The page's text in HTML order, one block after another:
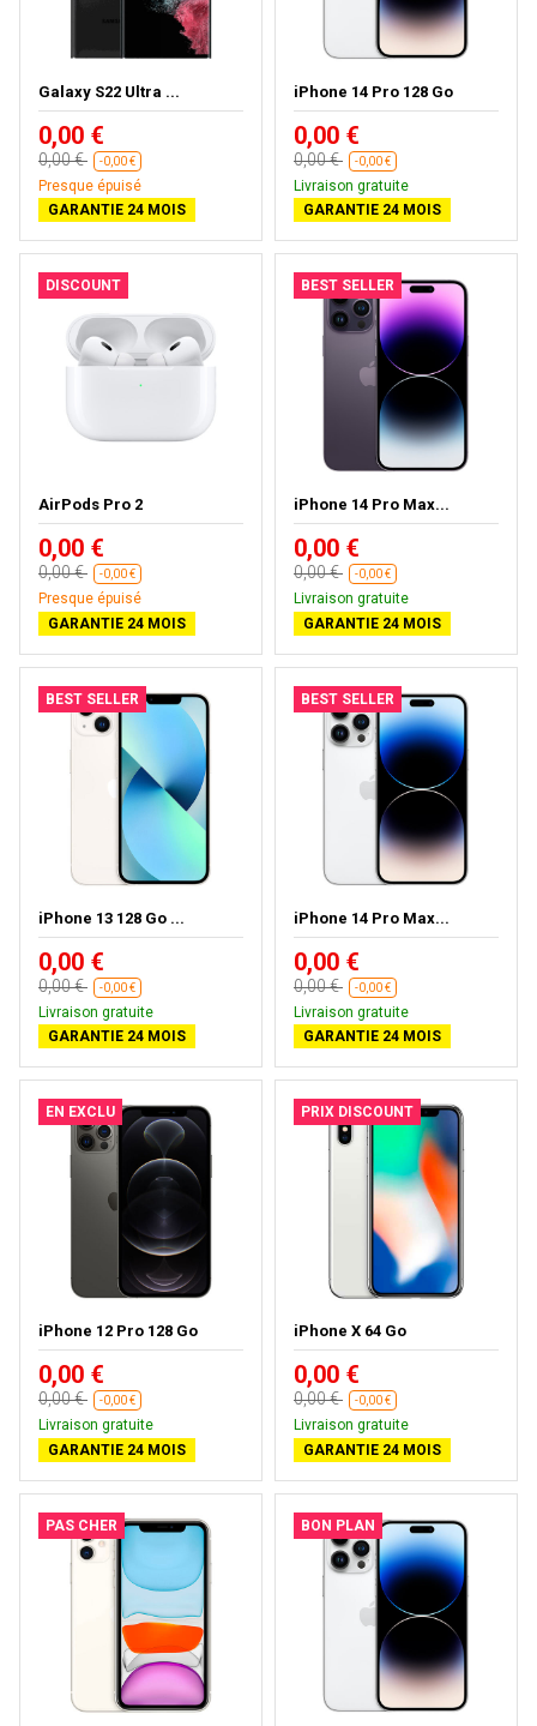
Galaxy S22 Ultra ...
0,00 €
0,00 € -0,00 €
Presque épuisé
GARANTIE 24 MOIS
iPhone 14 Pro 128 Go
0,00 €
0,00 € -0,00 €
Livraison gratuite
GARANTIE 24 MOIS
DISCOUNT
AirPods Pro 2
0,00 €
0,00 € -0,00 €
Presque épuisé
GARANTIE 24 MOIS
BEST SELLER
iPhone 14 Pro Max...
0,00 €
0,00 € -0,00 €
Livraison gratuite
GARANTIE 24 MOIS
BEST SELLER
iPhone 13 128 Go ...
0,00 €
0,00 € -0,00 €
Livraison gratuite
GARANTIE 24 MOIS
BEST SELLER
iPhone 14 Pro Max...
0,00 €
0,00 € -0,00 €
Livraison gratuite
GARANTIE 24 MOIS
EN EXCLU
iPhone 12 Pro 128 Go
0,00 €
0,00 € -0,00 €
Livraison gratuite
GARANTIE 24 MOIS
PRIX DISCOUNT
iPhone X 64 Go
0,00 €
0,00 € -0,00 €
Livraison gratuite
GARANTIE 24 MOIS
PAS CHER BON PLAN